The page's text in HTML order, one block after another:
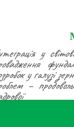
у
у галузі
–